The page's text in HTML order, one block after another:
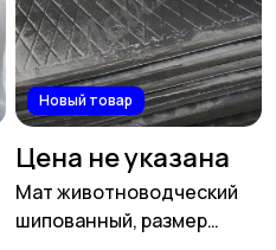
Новый товар
Цена не указана
Мат животноводческий
шипованный, размер